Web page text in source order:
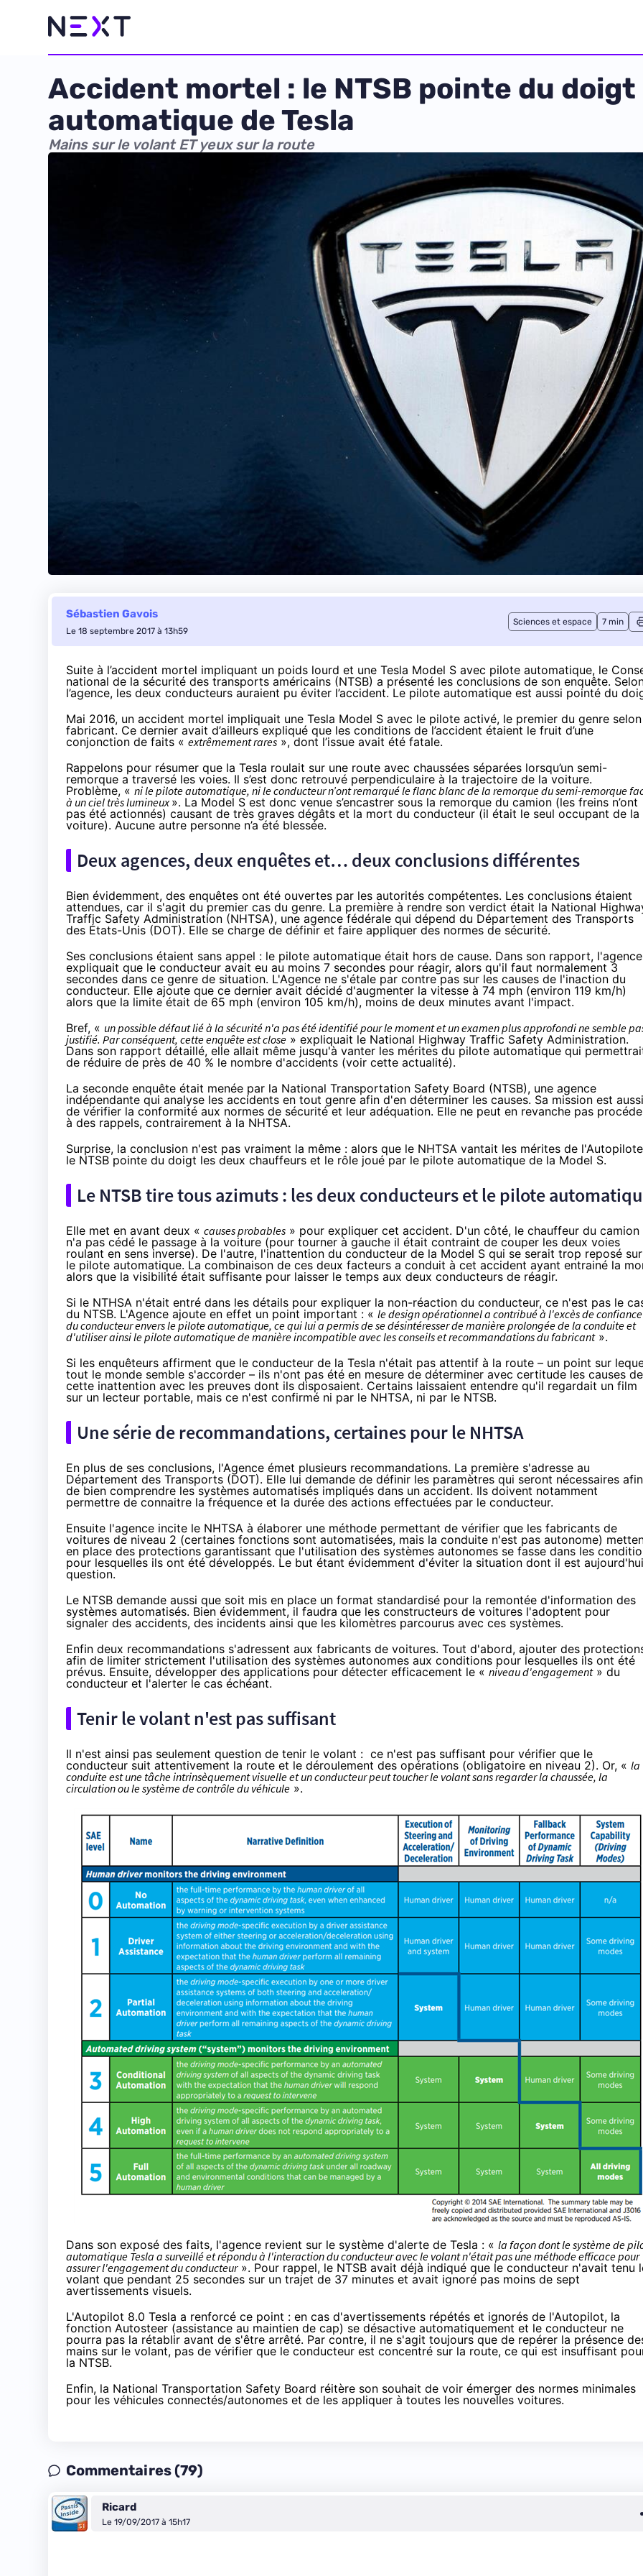
Accident mortel : le NTSB pointe du
automatique de Tesla
Mains sur le volant ET yeux sur la route
Sébastien Gavois
Le 18 septembre 2017 à 13h59
Sciences et espace 7 min
Suite à l’accident mortel impliquant un poids lourd et une Tesla Model S avec pilote automatique, le
national de la sécurité des transports américains (NTSB) a présenté les conclusions de son enquête.
l’agence, les deux conducteurs auraient pu éviter l’accident. Le pilote automatique est aussi pointé du
Mai 2016, un accident mortel impliquait une Tesla Model S avec le pilote activé, le premier du genre
fabricant. Ce dernier avait d’ailleurs expliqué que les conditions de l’accident étaient le fruit d’une
conjonction de faits « extrêmementrares », dont l’issue avait été fatale.
Rappelons pour résumer que la Tesla roulait sur une route avec chaussées séparées lorsqu’un semi-
remorque a traversé les voies. Il s’est donc retrouvé perpendiculaire à la trajectoire de la voiture.
Problème, « ni le pilote automatique, ni le conducteur n’ont remarqué le flanc blanc de la remorque du semi-remorque
à un ciel très lumineux». La Model S est donc venue s’encastrer sous la remorque du camion (les freins n’ont
pas été actionnés) causant de très graves dégâts et la mort du conducteur (il était le seul occupant de la
voiture). Aucune autre personne n’a été blessée.
Deux agences, deux enquêtes et… deux conclusions différentes
Bien évidemment, des enquêtes ont été ouvertes par les autorités compétentes. Les conclusions étaient
attendues, car il s'agit du premier cas du genre. La première à rendre son verdict était la National
Traffic Safety Administration (NHTSA), une agence fédérale qui dépend du Département des Transports
des États-Unis (DOT). Elle se charge de définir et faire appliquer des normes de sécurité.
Ses conclusions étaient sans appel : le pilote automatique était hors de cause. Dans son rapport, l'agence
expliquait que le conducteur avait eu au moins 7 secondes pour réagir, alors qu'il faut normalement 3
secondes dans ce genre de situation. L'Agence ne s'étale par contre pas sur les causes de l'inaction du
conducteur. Elle ajoute que ce dernier avait décidé d'augmenter la vitesse à 74 mph (environ 119 km/h)
alors que la limite était de 65 mph (environ 105 km/h), moins de deux minutes avant l'impact.
Bref, « un possible défaut lié à la sécurité n'a pas été identifié pour le moment et un examen plus approfondi ne semble
justifié. Par conséquent, cette enquête est close » expliquait le National Highway Traffic Safety Administration.
Dans son rapport détaillé, elle allait même jusqu'à vanter les mérites du pilote automatique qui
de réduire de près de 40 % le nombre d'accidents (voir cette actualité).
La seconde enquête était menée par la National Transportation Safety Board (NTSB), une agence
indépendante qui analyse les accidents en tout genre afin d'en déterminer les causes. Sa mission est aussi
de vérifier la conformité aux normes de sécurité et leur adéquation. Elle ne peut en revanche pas
à des rappels, contrairement à la NHTSA.
Surprise, la conclusion n'est pas vraiment la même : alors que le NHTSA vantait les mérites de
le NTSB pointe du doigt les deux chauffeurs et le rôle joué par le pilote automatique de la Model S.
Le NTSB tire tous azimuts : les deux conducteurs et le pilote
Elle met en avant deux « causes probables » pour expliquer cet accident. D'un côté, le chauffeur du camion
n'a pas cédé le passage à la voiture (pour tourner à gauche il était contraint de couper les deux voies
roulant en sens inverse). De l'autre, l'inattention du conducteur de la Model S qui se serait trop reposé sur
le pilote automatique. La combinaison de ces deux facteurs a conduit à cet accident ayant entrainé la
alors que la visibilité était suffisante pour laisser le temps aux deux conducteurs de réagir.
Si le NTHSA n'était entré dans les détails pour expliquer la non-réaction du conducteur, ce n'est pas le
du NTSB. L'Agence ajoute en effet un point important : « le design opérationnel a contribué à l'excès de confiance
du conducteur envers le pilote automatique, ce qui lui a permis de se désintéresser de manière prolongée de la conduite et
d'utiliser ainsi le pilote automatique de manière incompatible avec les conseils et recommandations du fabricant».
Si les enquêteurs affirment que le conducteur de la Tesla n'était pas attentif à la route – un point sur
tout le monde semble s'accorder – ils n'ont pas été en mesure de déterminer avec certitude les causes de
cette inattention avec les preuves dont ils disposaient. Certains laissaient entendre qu'il regardait un film
sur un lecteur portable, mais ce n'est confirmé ni par le NHTSA, ni par le NTSB.
Une série de recommandations, certaines pour le NHTSA
En plus de ses conclusions, l'Agence émet plusieurs recommandations. La première s'adresse au
Département des Transports (DOT). Elle lui demande de définir les paramètres qui seront nécessaires afin
de bien comprendre les systèmes automatisés impliqués dans un accident. Ils doivent notamment
permettre de connaitre la fréquence et la durée des actions effectuées par le conducteur.
Ensuite l'agence incite le NHTSA à élaborer une méthode permettant de vérifier que les fabricants de
voitures de niveau 2 (certaines fonctions sont automatisées, mais la conduite n'est pas autonome)
en place des protections garantissant que l'utilisation des systèmes autonomes se fasse dans les
pour lesquelles ils ont été développés. Le but étant évidemment d'éviter la situation dont il est aujourd'hui
question.
Le NTSB demande aussi que soit mis en place un format standardisé pour la remontée d'information des
systèmes automatisés. Bien évidemment, il faudra que les constructeurs de voitures l'adoptent pour
signaler des accidents, des incidents ainsi que les kilomètres parcourus avec ces systèmes.
Enfin deux recommandations s'adressent aux fabricants de voitures. Tout d'abord, ajouter des
afin de limiter strictement l'utilisation des systèmes autonomes aux conditions pour lesquelles ils ont été
prévus. Ensuite, développer des applications pour détecter efficacement le « niveau d'engagement» du
conducteur et l'alerter le cas échéant.
Tenir le volant n'est pas suffisant
Il n'est ainsi pas seulement question de tenir le volant : ce n'est pas suffisant pour vérifier que le
conducteur suit attentivement la route et le déroulement des opérations (obligatoire en niveau 2). Or, « la
conduite est une tâche intrinsèquement visuelle et un conducteur peut toucher le volant sans regarder la chaussée, la
circulation ou le système de contrôle du véhicule ».
Dans son exposé des faits, l'agence revient sur le système d'alerte de Tesla : « la façon dont le système de
automatique Tesla a surveillé et répondu à l'interaction du conducteur avec le volant n'était pas une méthode efficace pour
assurer l'engagement du conducteur». Pour rappel, le NTSB avait déjà indiqué que le conducteur n'avait tenu
volant que pendant 25 secondes sur un trajet de 37 minutes et avait ignoré pas moins de sept
avertissements visuels.
L'Autopilot 8.0 Tesla a renforcé ce point : en cas d'avertissements répétés et ignorés de l'Autopilot, la
fonction Autosteer (assistance au maintien de cap) se désactive automatiquement et le conducteur ne
pourra pas la rétablir avant de s'être arrêté. Par contre, il ne s'agit toujours que de repérer la présence
mains sur le volant, pas de vérifier que le conducteur est concentré sur la route, ce qui est insuffisant
la NTSB.
Enfin, la National Transportation Safety Board réitère son souhait de voir émerger des normes minimales
pour les véhicules connectés/autonomes et de les appliquer à toutes les nouvelles voitures.
Commentaires (79)
Ricard
Le 19/09/2017 à 15h17